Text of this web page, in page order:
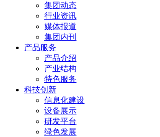
集团动态
行业资讯
媒体报道
集团内刊
产品服务
产品介绍
产业结构
特色服务
科技创新
信息化建设
设备展示
研发平台
绿色发展